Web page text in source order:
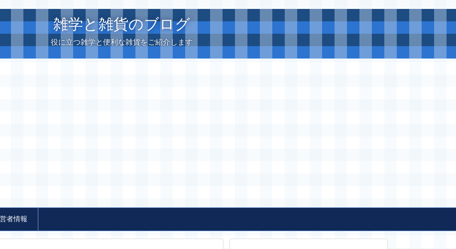
雑学と雑貨のブログ
役に立つ雑学と便利な雑貨をご紹介します
者情報